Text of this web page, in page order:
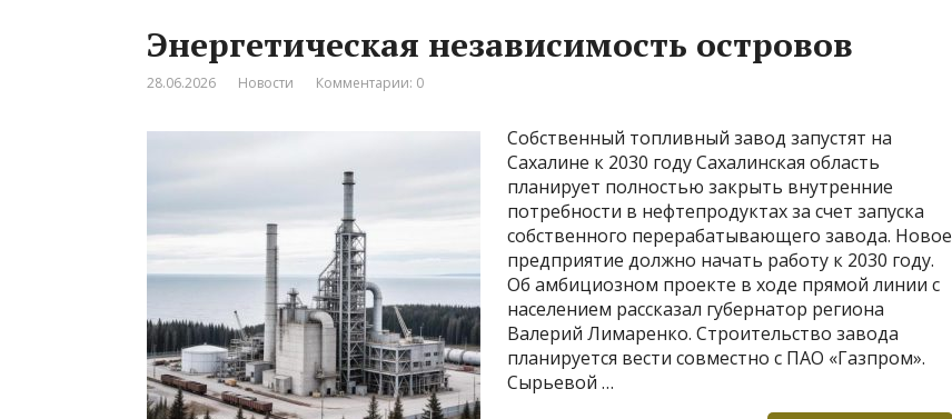
Энергетическая независимость островов
28.06.2026 Новости Комментарии: 0
Собственный топливный завод запустят на
Сахалине к 2030 году Сахалинская область
планирует полностью закрыть внутренние
потребности в нефтепродуктах за счет запуска
собственного перерабатывающего завода. Новое
предприятие должно начать работу к 2030 году.
Об амбициозном проекте в ходе прямой линии с
населением рассказал губернатор региона
Валерий Лимаренко. Строительство завода
планируется вести совместно с ПАО «Газпром».
Сырьевой …